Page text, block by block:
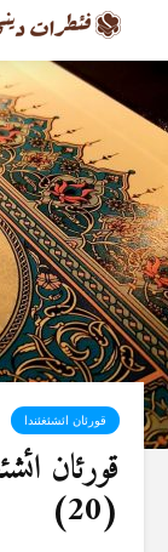
قورئان ائشئغئندا
قورئان
(20)